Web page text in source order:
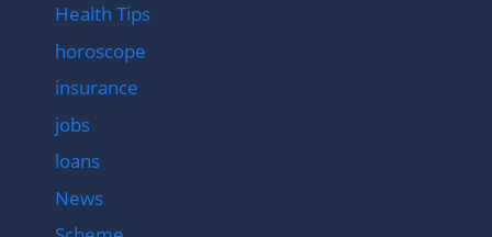
Health Tips
horoscope
insurance
jobs
loans
News